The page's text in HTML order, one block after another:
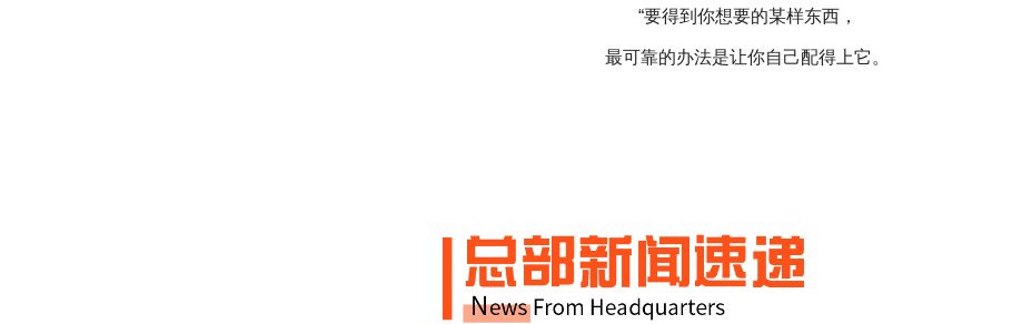
“要得到你想要的某样东西，
最可靠的办法是让你自己配得上它。